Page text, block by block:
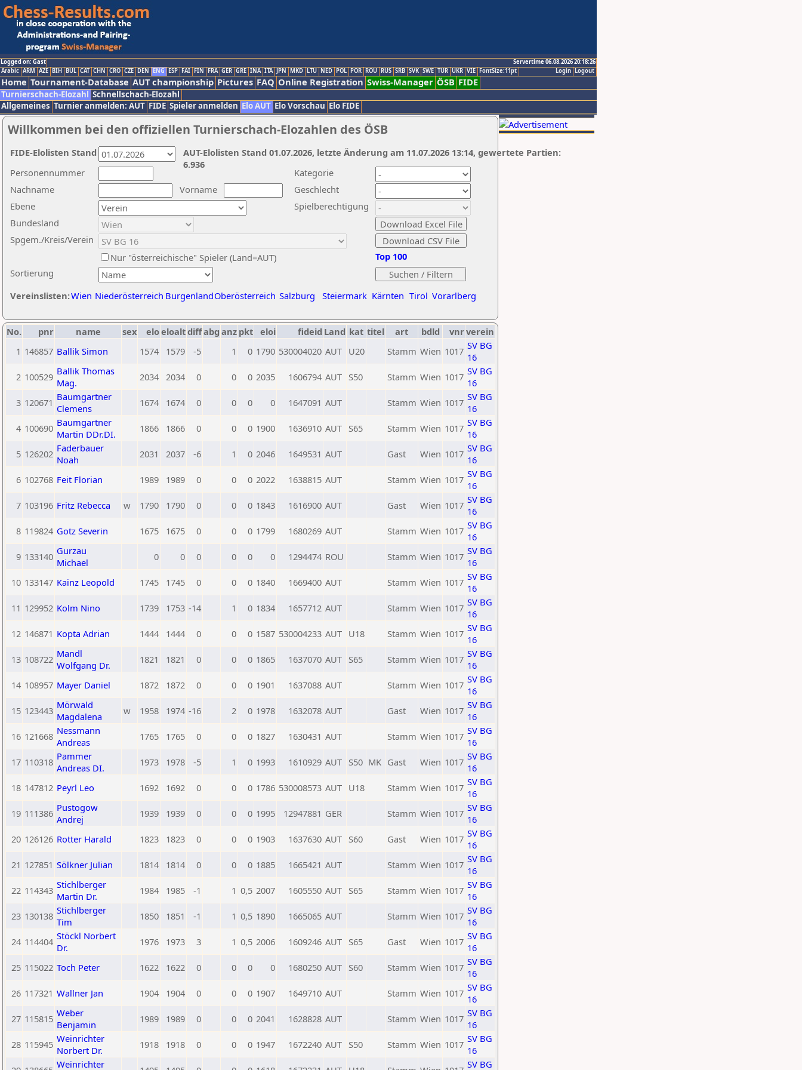
Logged on: Gast
Servertime 06.08.2026 20:18:26
Logout
Login
Arabic ARM AZE BIH BUL CAT CHN CRO CZE DEN ENG ESP FAI FIN FRA GER GRE INA ITA JPN MKD LTU NED POL POR ROU RUS SRB SVK SWE TUR UKR VIE FontSize:11pt
Home Tournament-Database AUT championship Pictures FAQ Online Registration Swiss-Manager ÖSB FIDE
Turnierschach-Elozahl Schnellschach-Elozahl
Allgemeines Turnier anmelden: AUT FIDE Spieler anmelden Elo AUT Elo Vorschau Elo FIDE
Willkommen bei den offiziellen Turnierschach-Elozahlen des ÖSB
Nachname
Vorname
Ebene
Kategorie
Sortierung
Personennummer
Bundesland
Spgem./Kreis/Verein
Geschlecht
Nur "österreichische" Spieler (Land=AUT)
Spielberechtigung
Vereinslisten:Wien Niederösterreich BurgenlandOberösterreich Salzburg Steiermark Kärnten Tirol Vorarlberg
Top 100
AUT-Elolisten Stand 01.07.2026, letzte Änderung am 11.07.2026 13:14, gewertete Partien:
6.936
FIDE-Elolisten Stand
No. pnr name sex eloeloaltdiffabg anz pkt eloi fideid Land kat titel art bdld vnrverein
1 146857 Ballik Simon 1574 1579 -5 1 0 1790 530004020 AUT U20 Stamm Wien 1017 SV BG
16
2 100529 Ballik Thomas
Mag.
2034 2034 0 0 0 2035 1606794 AUT S50 Stamm Wien 1017 SV BG
16
3 120671 Baumgartner
Clemens
1674 1674 0 0 0 0 1647091 AUT Stamm Wien 1017 SV BG
16
4 100690 Baumgartner
Martin DDr.DI.
1866 1866 0 0 0 1900 1636910 AUT S65 Stamm Wien 1017 SV BG
16
5 126202 Faderbauer
Noah
2031 2037 -6 1 0 2046 1649531 AUT Gast Wien 1017 SV BG
16
6 102768 Feit Florian 1989 1989 0 0 0 2022 1638815 AUT Stamm Wien 1017 SV BG
16
7 103196 Fritz Rebecca w 1790 1790 0 0 0 1843 1616900 AUT Gast Wien 1017 SV BG
16
8 119824 Gotz Severin 1675 1675 0 0 0 1799 1680269 AUT Stamm Wien 1017 SV BG
16
9 133140 Gurzau
Michael
0 0 0 0 0 0 1294474 ROU Stamm Wien 1017 SV BG
16
10 133147 Kainz Leopold 1745 1745 0 0 0 1840 1669400 AUT Stamm Wien 1017 SV BG
16
11 129952 Kolm Nino 1739 1753 -14 1 0 1834 1657712 AUT Stamm Wien 1017 SV BG
16
12 146871 Kopta Adrian 1444 1444 0 0 0 1587 530004233 AUT U18 Stamm Wien 1017 SV BG
16
13 108722 Mandl
Wolfgang Dr.
1821 1821 0 0 0 1865 1637070 AUT S65 Stamm Wien 1017 SV BG
16
14 108957 Mayer Daniel 1872 1872 0 0 0 1901 1637088 AUT Stamm Wien 1017 SV BG
16
15 123443 Mörwald
Magdalena
w 1958 1974 -16 2 0 1978 1632078 AUT Gast Wien 1017 SV BG
16
16 121668 Nessmann
Andreas
1765 1765 0 0 0 1827 1630431 AUT Stamm Wien 1017 SV BG
16
17 110318 Pammer
Andreas DI.
1973 1978 -5 1 0 1993 1610929 AUT S50 MK Gast Wien 1017 SV BG
16
18 147812 Peyrl Leo 1692 1692 0 0 0 1786 530008573 AUT U18 Stamm Wien 1017 SV BG
16
19 111386 Pustogow
Andrej
1939 1939 0 0 0 1995 12947881 GER Stamm Wien 1017 SV BG
16
20 126126 Rotter Harald 1823 1823 0 0 0 1903 1637630 AUT S60 Gast Wien 1017 SV BG
16
21 127851 Sölkner Julian 1814 1814 0 0 0 1885 1665421 AUT Stamm Wien 1017 SV BG
16
22 114343 Stichlberger
Martin Dr.
1984 1985 -1 1 0,5 2007 1605550 AUT S65 Stamm Wien 1017 SV BG
16
23 130138 Stichlberger
Tim
1850 1851 -1 1 0,5 1890 1665065 AUT Stamm Wien 1017 SV BG
16
24 114404 Stöckl Norbert
Dr.
1976 1973 3 1 0,5 2006 1609246 AUT S65 Gast Wien 1017 SV BG
16
25 115022 Toch Peter 1622 1622 0 0 0 0 1680250 AUT S60 Stamm Wien 1017 SV BG
16
26 117321 Wallner Jan 1904 1904 0 0 0 1907 1649710 AUT Stamm Wien 1017 SV BG
16
27 115815 Weber
Benjamin
1989 1989 0 0 0 2041 1628828 AUT Stamm Wien 1017 SV BG
16
28 115945 Weinrichter
Norbert Dr.
1918 1918 0 0 0 1947 1672240 AUT S50 Stamm Wien 1017 SV BG
16
Weinrichter SV BG